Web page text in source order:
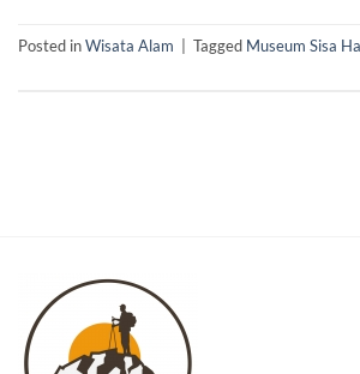
Posted inWisata Alam Tagged Museum Sisa